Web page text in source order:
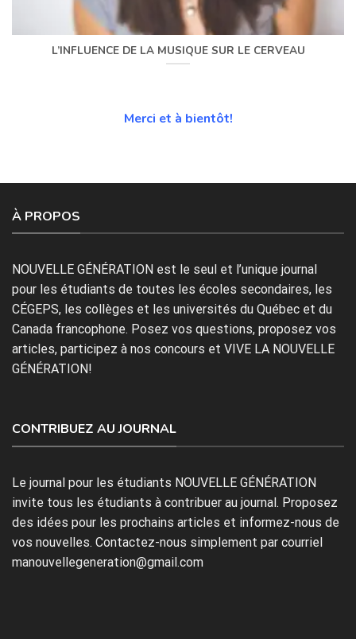
L’INFLUENCE DE LA MUSIQUE SUR LE CERVEAU
Merci et à bientôt!
À PROPOS
NOUVELLE GÉNÉRATION est le seul et l’unique journal
pour les étudiants de toutes les écoles secondaires, les
CÉGEPS, les collèges et les universités du Québec et du
Canada francophone. Posez vos questions, proposez vos
articles, participez à nos concours et VIVE LA NOUVELLE
GÉNÉRATION!
CONTRIBUEZ AU JOURNAL
Le journal pour les étudiants NOUVELLE GÉNÉRATION
invite tous les étudiants à contribuer au journal. Proposez
des idées pour les prochains articles et informez-nous de
vos nouvelles. Contactez-nous simplement par courriel
manouvellegeneration@gmail.com